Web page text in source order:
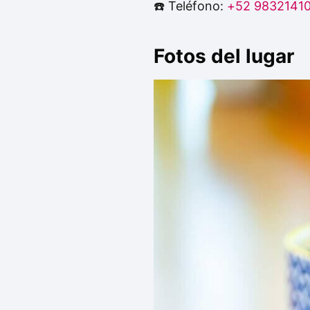
☎️ Teléfono: +52
Fotos del lugar